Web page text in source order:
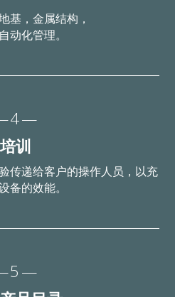
基，金属结构，
动化管理。
培训
传递给客户的操作人员，以充
备的效能。